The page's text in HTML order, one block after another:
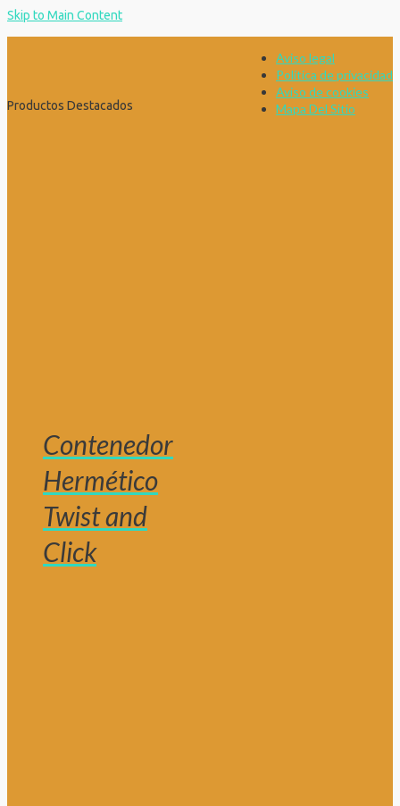
Skip to Main Content
Aviso legal
Política de privacidad
Aviso de cookies
Mapa Del Sitio
Productos Destacados
Contenedor
Hermético
Twist and
Click